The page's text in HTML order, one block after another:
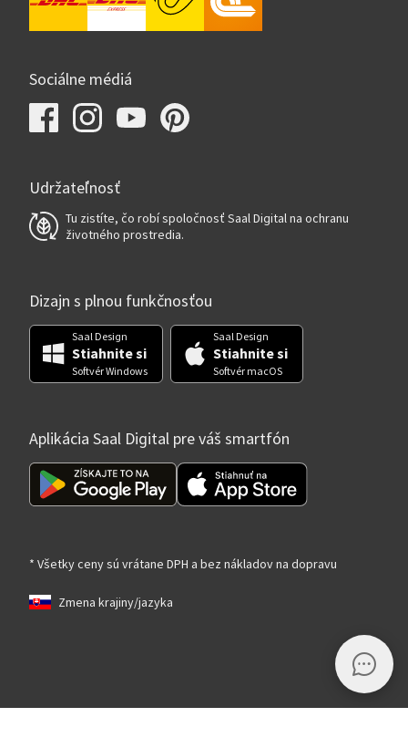
Sociálne médiá
Udržateľnosť
Tu zistíte, čo robí spoločnosť Saal Digital na ochranu
životného prostredia.
Dizajn s plnou funkčnosťou
Saal Design
Stiahnite si
Softvér Windows
Saal Design
Stiahnite si
Softvér macOS
Aplikácia Saal Digital pre váš smartfón
* Všetky ceny sú vrátane DPH a bez nákladov na dopravu
Zmena krajiny/jazyka